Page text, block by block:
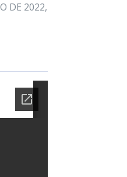
DE 2022,